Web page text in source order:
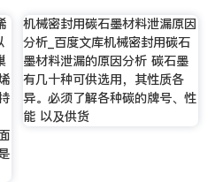
机械密封用碳石墨材料泄漏原因
分析_百度文库机械密封用碳石
墨材料泄漏的原因分析 碳石墨
有几十种可供选用，其性质各
异。必须了解各种碳的牌号、性
能 以及供货